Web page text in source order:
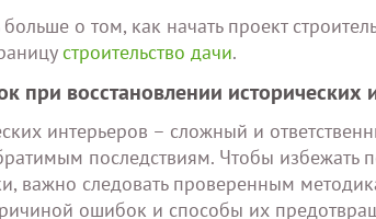
о том, как начать проект
строительство дачи.
при восстановлении исторических
интерьеров – сложный и
последствиям. Чтобы
важно следовать проверенным
ошибок и способы их